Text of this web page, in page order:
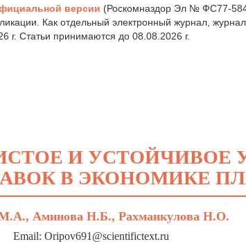
версии (Роскомназдор Эл № ФС77-
Как отдельный электронный журнал,
г. Статьи принимаются до 08.08.2026 г.
И УСТОЙЧИВОЕ
В ЭКОНОМИКЕ
Аминова Н.Б., Рахманкулова Н.О.
Email: Oripov691@scientifictext.ru